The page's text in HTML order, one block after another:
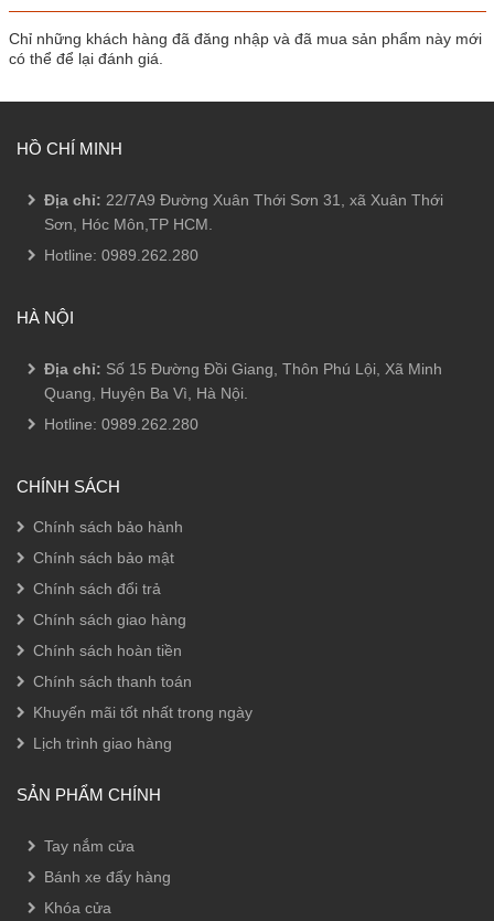
Chỉ những khách hàng đã đăng nhập và đã mua sản phẩm này mới
có thể để lại đánh giá.
HỒ CHÍ MINH
Địa chỉ: 22/7A9 Đường Xuân Thới Sơn 31, xã Xuân Thới
Sơn, Hóc Môn,TP HCM.
Hotline: 0989.262.280
HÀ NỘI
Địa chỉ: Số 15 Đường Đồi Giang, Thôn Phú Lội, Xã Minh
Quang, Huyện Ba Vì, Hà Nội.
Hotline: 0989.262.280
CHÍNH SÁCH
Chính sách bảo hành
Chính sách bảo mật
Chính sách đổi trả
Chính sách giao hàng
Chính sách hoàn tiền
Chính sách thanh toán
Khuyến mãi tốt nhất trong ngày
Lịch trình giao hàng
SẢN PHẨM CHÍNH
Tay nắm cửa
Bánh xe đẩy hàng
Khóa cửa